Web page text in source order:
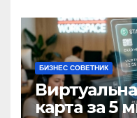
БИЗНЕС СОВЕТНИК
карта за 5